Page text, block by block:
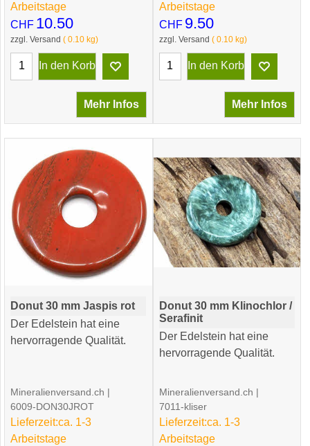
CHF 10.50
zzgl. Versand 0.10 kg
Arbeitstage
In den Korb
Mehr Infos
CHF 9.50
zzgl. Versand 0.10kg
Arbeitstage
In den Korb
Mehr Infos
Donut 30 mm Jaspis rot
Der Edelstein hat eine
hervorragende Qualität.
Mineralienversand.ch
6009-DON30JROT
Lieferzeit:ca. 1-3
Arbeitstage
Donut 30 mm Klinochlor /
Serafinit
Der Edelstein hat eine
hervorragende Qualität.
Mineralienversand.ch
7011-kliser
Lieferzeit:ca. 1-3
Arbeitstage